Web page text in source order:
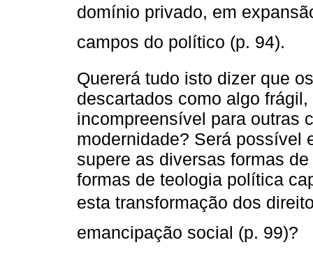
domínio privado, em
campos do político (p. 94).
Quererá tudo isto dizer que
descartados como algo
incompreensível para outras
modernidade? Será possível
supere as diversas formas
formas de teologia política
esta transformação dos
emancipação social (p. 99)?